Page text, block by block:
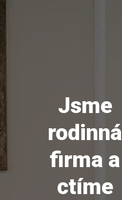
Jsme
rodinná
firma a
ctíme